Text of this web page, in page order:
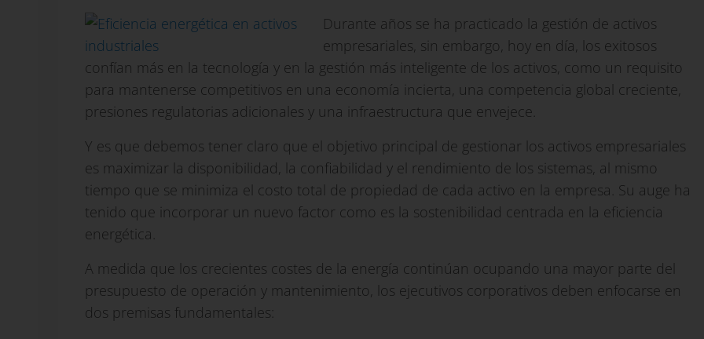
Durante años se ha practicado la gestión de activos
empresariales, sin embargo, hoy en día, los exitosos
confían más en la tecnología y en la gestión más inteligente de los activos, como un requisito
para mantenerse competitivos en una economía incierta, una competencia global creciente,
presiones regulatorias adicionales y una infraestructura que envejece.
Y es que debemos tener claro que el objetivo principal de gestionar los activos empresariales
es maximizar la disponibilidad, la confiabilidad y el rendimiento de los sistemas, al mismo
tiempo que se minimiza el costo total de propiedad de cada activo en la empresa. Su auge ha
tenido que incorporar un nuevo factor como es la sostenibilidad centrada en la eficiencia
energética.
A medida que los crecientes costes de la energía continúan ocupando una mayor parte del
presupuesto de operación y mantenimiento, los ejecutivos corporativos deben enfocarse en
dos premisas fundamentales: